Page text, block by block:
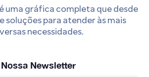
uma gráfica completa que desde
soluções para atender às mais
necessidades.
Nossa Newsletter